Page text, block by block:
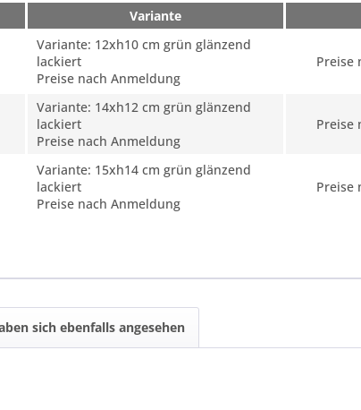
Variante
Variante: 12xh10 cm grün glänzend
lackiert
Preise nach Anmeldung
Preise
Variante: 14xh12 cm grün glänzend
lackiert
Preise nach Anmeldung
Preise
Variante: 15xh14 cm grün glänzend
lackiert
Preise nach Anmeldung
Preise
sich ebenfalls angesehen